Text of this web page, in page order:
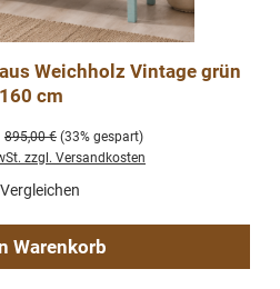
Weichholz Vintage grün
160 cm
Regulärer Preis:
895,00 € (33% gespart)
zzgl. Versandkosten
Vergleichen
Warenkorb